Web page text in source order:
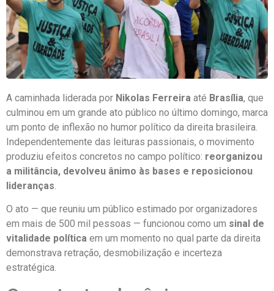
A caminhada liderada por Nikolas Ferreira até Brasília, que
culminou em um grande ato público no último domingo, marca
um ponto de inflexão no humor político da direita brasileira.
Independentemente das leituras passionais, o movimento
produziu efeitos concretos no campo político: reorganizou
a militância, devolveu ânimo às bases e reposicionou
lideranças
O ato — que reuniu um público estimado por organizadores
em mais de 500 mil pessoas — funcionou como um sinal de
vitalidade política em um momento no qual parte da direita
demonstrava retração, desmobilização e incerteza
estratégica.